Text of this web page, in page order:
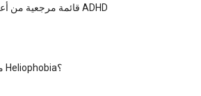
قائمة مرجعية من أعراض ADHD
ما هي Heliophobia؟